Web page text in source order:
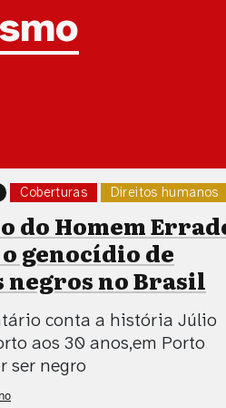
Coberturas Direitos humanos
do Homem
genocídio de
negros no Brasil
conta a história Júlio
aos 30 anos,em Porto
ser negro